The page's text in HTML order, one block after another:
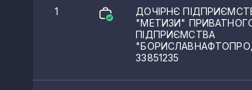
1
ДОЧІРНЄ
"МЕТИЗИ"
ПІДПРИЄМСТВА
33851235